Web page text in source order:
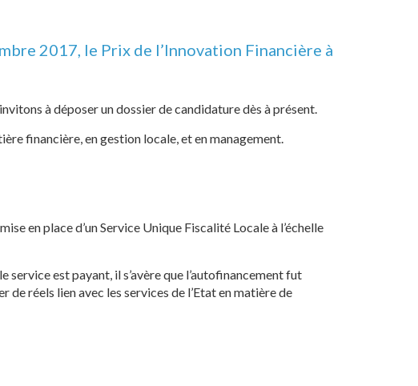
2017, le Prix de l’Innovation Financière à
à déposer un dossier de candidature dès à présent.
financière, en gestion locale, et en management.
en place d’un Service Unique Fiscalité Locale à l’échelle
est payant, il s’avère que l’autofinancement fut
réels lien avec les services de l’Etat en matière de